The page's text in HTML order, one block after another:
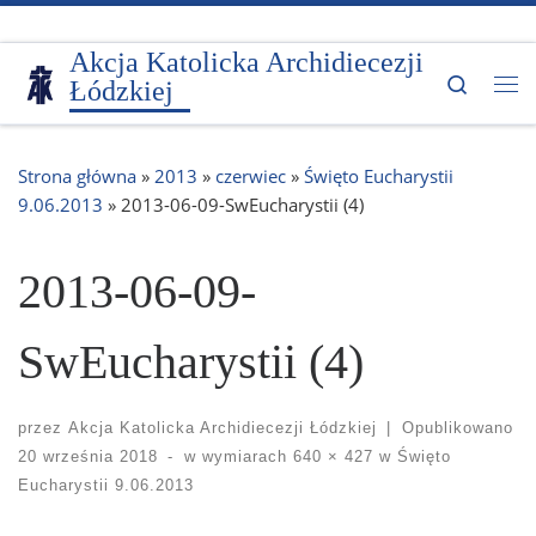
Przejdź do treści
Akcja Katolicka Archidiecezji
Łódzkiej
Search
Strona główna » 2013 » czerwiec » Święto Eucharystii
9.06.2013 » 2013-06-09-SwEucharystii (4)
2013-06-09-
SwEucharystii (4)
przez Akcja Katolicka Archidiecezji Łódzkiej
Opublikowano
20 września 2018
- w wymiarach 640 × 427 wŚwięto
Eucharystii 9.06.2013